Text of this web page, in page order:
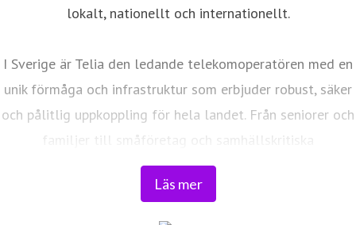
Läs mer
lokalt, nationellt och internationellt.
I Sverige är Telia den ledande telekomoperatören med en
unik förmåga och infrastruktur som erbjuder robust, säker
och pålitlig uppkoppling för hela landet. Från seniorer och
familjer till småföretag och samhällskritiska
verksamheter. Vi möjliggör digitaliseringens kraft i
vardagen och är en del av Sveriges totalförsvar. Med